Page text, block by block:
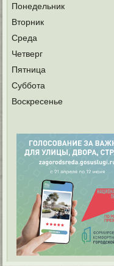
Понедельник
Вторник
Среда
Четверг
Пятница
Суббота
Воскресенье